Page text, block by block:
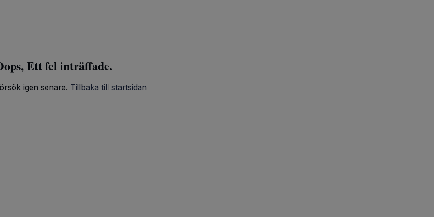
Ett fel inträffade.
igen senare. Tillbaka till startsidan